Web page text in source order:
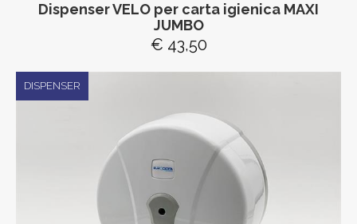
Dispenser VELO per carta igienica MAXI
JUMBO
€ 43,50
DISPENSER